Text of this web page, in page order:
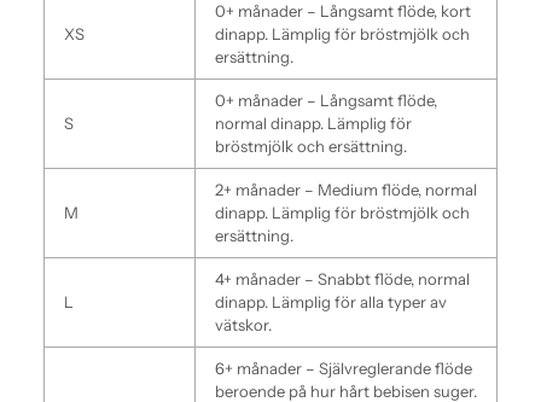
XS
0+ månader – Långsamt flöde, kort
dinapp. Lämplig för bröstmjölk och
ersättning.
S
0+ månader – Långsamt flöde,
normal dinapp. Lämplig för
bröstmjölk och ersättning.
M
2+ månader – Medium flöde, normal
dinapp. Lämplig för bröstmjölk och
ersättning.
L
4+ månader – Snabbt flöde, normal
dinapp. Lämplig för alla typer av
vätskor.
6+ månader – Självreglerande flöde
beroende på hur hårt bebisen suger.